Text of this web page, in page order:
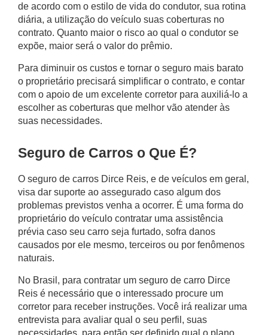
de acordo com o estilo de vida do condutor, sua rotina
diária, a utilização do veículo suas coberturas no
contrato. Quanto maior o risco ao qual o condutor se
expõe, maior será o valor do prêmio.
Para diminuir os custos e tornar o seguro mais barato
o proprietário precisará simplificar o contrato, e contar
com o apoio de um excelente corretor para auxiliá-lo a
escolher as coberturas que melhor vão atender às
suas necessidades.
Seguro de Carros o Que É?
O seguro de carros Dirce Reis, e de veículos em geral,
visa dar suporte ao assegurado caso algum dos
problemas previstos venha a ocorrer. É uma forma do
proprietário do veículo contratar uma assistência
prévia caso seu carro seja furtado, sofra danos
causados por ele mesmo, terceiros ou por fenômenos
naturais.
No Brasil, para contratar um seguro de carro Dirce
Reis é necessário que o interessado procure um
corretor para receber instruções. Você irá realizar uma
entrevista para avaliar qual o seu perfil, suas
necessidades, para então ser definido qual o plano